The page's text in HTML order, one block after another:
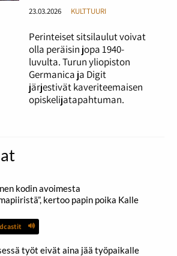
23.03.2026 KULTTUURI
Perinteiset sitsilaulut voivat
olla peräisin jopa 1940-
luvulta. Turun yliopiston
Germanica ja Digit
järjestivät kaveriteemaisen
opiskelijatapahtuman.
kodin avoimesta
kertoo papin poika Kalle
työt eivät aina jää työpaikalle